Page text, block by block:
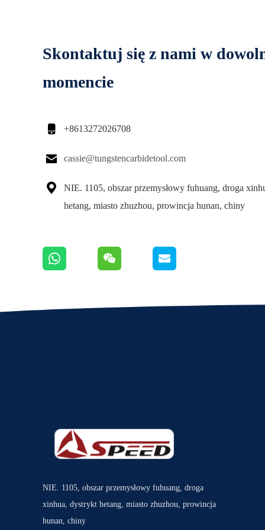
Skontaktuj się z nami w
momencie
 +8613272026708
 cassie@tungstencarbidetool.com

NIE. 1105, obszar przemysłowy fuhuang, droga
hetang, miasto zhuzhou, prowincja hunan, chiny
NIE. 1105, obszar przemysłowy fuhuang, droga
xinhua, dystrykt hetang, miasto zhuzhou, prowincja
hunan, chiny